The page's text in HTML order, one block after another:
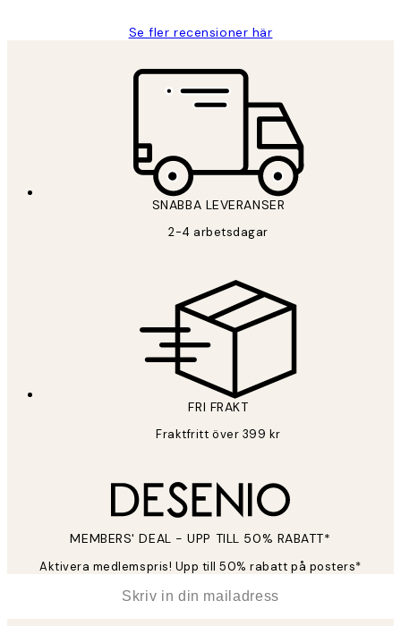
Se fler recensioner här
SNABBA LEVERANSER
2-4 arbetsdagar
FRI FRAKT
Fraktfritt över 399 kr
MEMBERS' DEAL - UPP TILL 50% RABATT*
Aktivera medlemspris! Upp till 50% rabatt på posters*